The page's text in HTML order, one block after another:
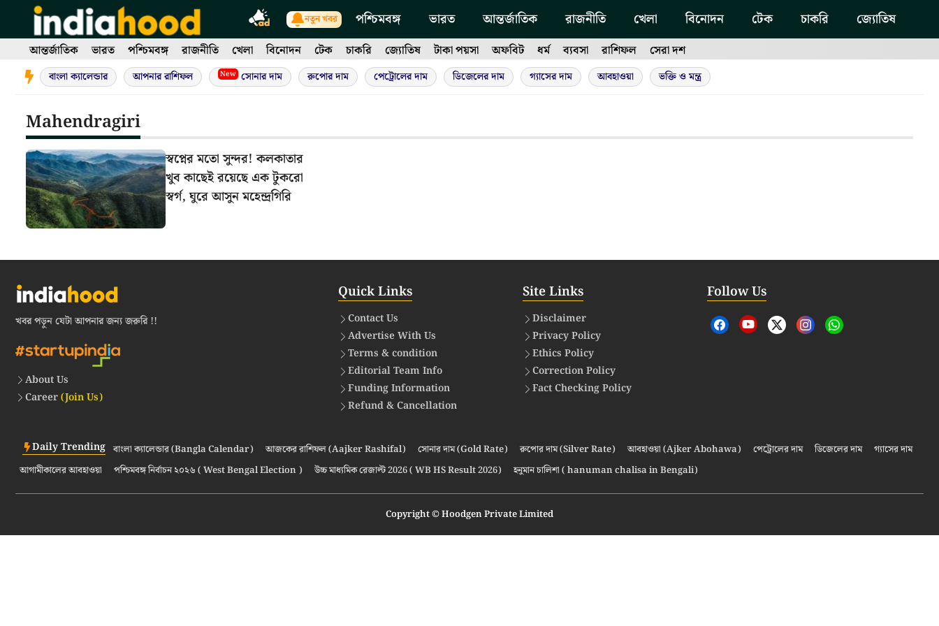
content
নতুন খবর পশ্চিমবঙ্গ ভারত আন্তর্জাতিক রাজনীতি খেলা বিনোদন টেক চাকরি জ্যোতিষ
আন্তর্জাতিক ভারত পশ্চিমবঙ্গ রাজনীতি খেলা বিনোদন টেক চাকরি জ্যোতিষ টাকা পয়সা অফবিট ধর্ম ব্যবসা রাশিফল সেরা দশ
বাংলা ক্যালেন্ডার আপনার রাশিফল New সোনার দাম রুপোর দাম পেট্রোলের দাম ডিজেলের দাম গ্যাসের দাম আবহাওয়া ভক্তি ও মন্ত্র
Mahendragiri
স্বপ্নের মতো সুন্দর! কলকাতার
খুব কাছেই রয়েছে এক টুকরো
স্বর্গ, ঘুরে আসুন মহেন্দ্রগিরি
খবর পড়ুন যেটা আপনার জন্য জরুরি !!
About Us
Career(Join Us)
Quick Links
Contact Us
Advertise With Us
Terms & condition
Editorial Team Info
Funding Information
Refund & Cancellation
Site Links
Disclaimer
Privacy Policy
Ethics Policy
Correction Policy
Fact Checking Policy
Follow Us
Daily Trending বাংলা ক্যালেন্ডার (Bangla Calendar) আজকের রাশিফল (Aajker Rashifal) সোনার দাম (Gold Rate) রুপোর দাম (Silver Rate) আবহাওয়া (Ajker Abohawa) পেট্রোলের দাম ডিজেলের দাম
গ্যাসের দাম
আগামীকালের আবহাওয়া
পশ্চিমবঙ্গ নির্বাচন ২০২৬ ( West Bengal Election ) উচ্চ মাধ্যমিক রেজাল্ট 2026 ( WB HS Result 2026) হনুমান চালিশা ( hanuman chalisa in Bengali)
Copyright © Hoodgen Private Limited